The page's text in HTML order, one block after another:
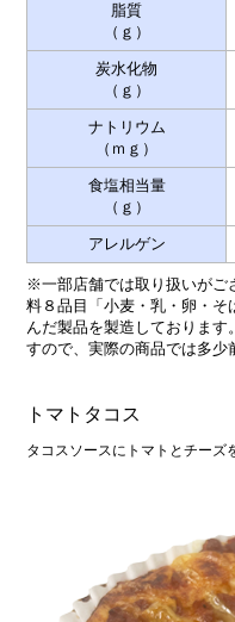
脂質
（ｇ）
炭水化物
（ｇ）
ナトリウム
（ｍｇ）
食塩相当量
（ｇ）
アレルゲン
※一部店舗では取り扱いが
料８品目「小麦・乳・卵・
んだ製品を製造しておりま
すので、実際の商品では多少
トマトタコス
タコスソースにトマトとチーズ